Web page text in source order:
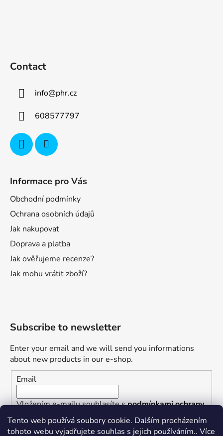
Tento web používá soubory cookie. Dalším procházením
tohoto webu vyjadřujete souhlas s jejich používáním.. Více
Contact
info@phr.cz
608577797
Informace pro Vás
Obchodní podmínky
Ochrana osobních údajů
Jak nakupovat
Doprava a platba
Jak ověřujeme recenze?
Jak mohu vrátit zboží?
Subscribe to newsletter
Enter your email and we will send you informations
about new products in our e-shop.
Email
Vložením e-mailu souhlasíte spodmínkami ochrany
osobních údajů